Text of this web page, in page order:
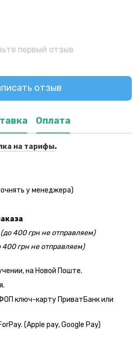
первый отзыв
отзыв
Оплата
на тарифы.
у менеджера)
(до 400 грн не отправляем)
400 грн не отправляем)
на Новой Поште.
ключ-карту ПриватБанк или
(Apple pay, Google Pay)